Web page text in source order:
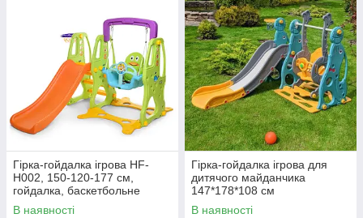
Гірка-гойдалка ігрова HF-
H002, 150-120-177 см,
гойдалка, баскетбольне
кільце, м'яч
В наявності
Гірка-гойдалка ігрова для
дитячого майданчика
147*178*108 см
В наявності